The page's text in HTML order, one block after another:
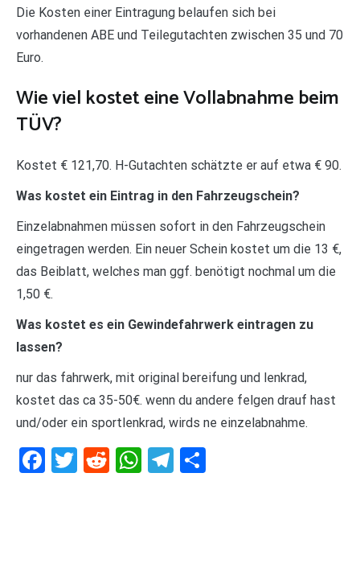
Die Kosten einer Eintragung belaufen sich bei
vorhandenen ABE und Teilegutachten zwischen 35 und 70
Euro.
Wie viel kostet eine Vollabnahme beim
TÜV?
Kostet € 121,70. H-Gutachten schätzte er auf etwa € 90.
Was kostet ein Eintrag in den Fahrzeugschein?
Einzelabnahmen müssen sofort in den Fahrzeugschein
eingetragen werden. Ein neuer Schein kostet um die 13 €,
das Beiblatt, welches man ggf. benötigt nochmal um die
1,50 €.
Was kostet es ein Gewindefahrwerk eintragen zu
lassen?
nur das fahrwerk, mit original bereifung und lenkrad,
kostet das ca 35-50€. wenn du andere felgen drauf hast
und/oder ein sportlenkrad, wirds ne einzelabnahme.
Facebook
Twitter
RedditWhatsApp
Telegram